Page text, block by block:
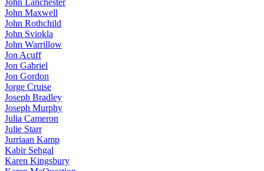
John Lanchester
John Maxwell
John Rothchild
John Sviokla
John Warrillow
Jon Acuff
Jon Gabriel
Jon Gordon
Jorge Cruise
Joseph Bradley
Joseph Murphy
Julia Cameron
Julie Starr
Jurriaan Kamp
Kabir Sehgal
Karen Kingsbury